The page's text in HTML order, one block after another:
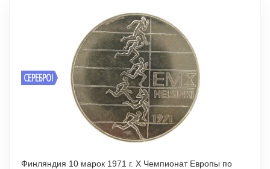
СЕРЕБРО!
Финляндия 10 марок 1971 г. X Чемпионат Европы по